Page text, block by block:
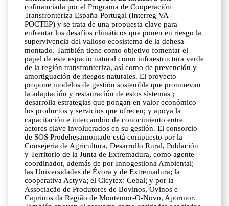
cofinanciada por el Programa de Cooperación
Transfronteriza España-Portugal (Interreg VA -
POCTEP) y se trata de una propuesta clave para
enfrentar los desafíos climáticos que ponen en riesgo la
supervivencia del valioso ecosistema de la dehesa-
montado. También tiene como objetivo fomentar el
papel de este espacio natural como infraestructura verde
de la región transfronteriza, así como de prevención y
amortiguación de riesgos naturales. El proyecto
propone modelos de gestión sostenible que promuevan
la adaptación y restauración de estos sistemas ;
desarrolla estrategias que pongan en valor económico
los productos y servicios que ofrecen; y apoya la
capacitación e intercambio de conocimiento entre
actores clave involucrados en su gestión. El consorcio
de SOS Prodehesamontado está compuesto por la
Consejería de Agricultura, Desarrollo Rural, Población
y Territorio de la Junta de Extremadura, como agente
coordinador, además de por Innogestiona Ambiental;
las Universidades de Évora y de Extremadura; la
cooperativa Actyva; el Cicytex; Cebal; y por la
Associação de Produtores de Bovinos, Ovinos e
Caprinos da Região de Montemor-O-Novo, Apormor.